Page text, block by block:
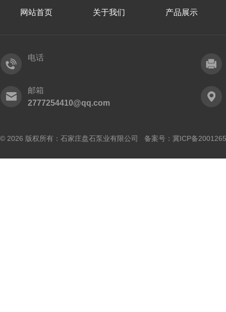
网站首页 关于我们 产品展示
电话
邮箱
2777254410@qq.com
© 2026 版权所有：石家庄盘石泵业有限公司 备案号： 冀ICP备